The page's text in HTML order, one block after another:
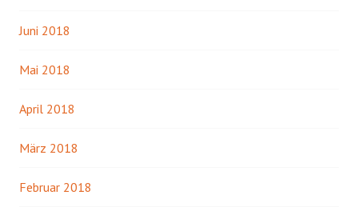
Juni 2018
Mai 2018
April 2018
März 2018
Februar 2018